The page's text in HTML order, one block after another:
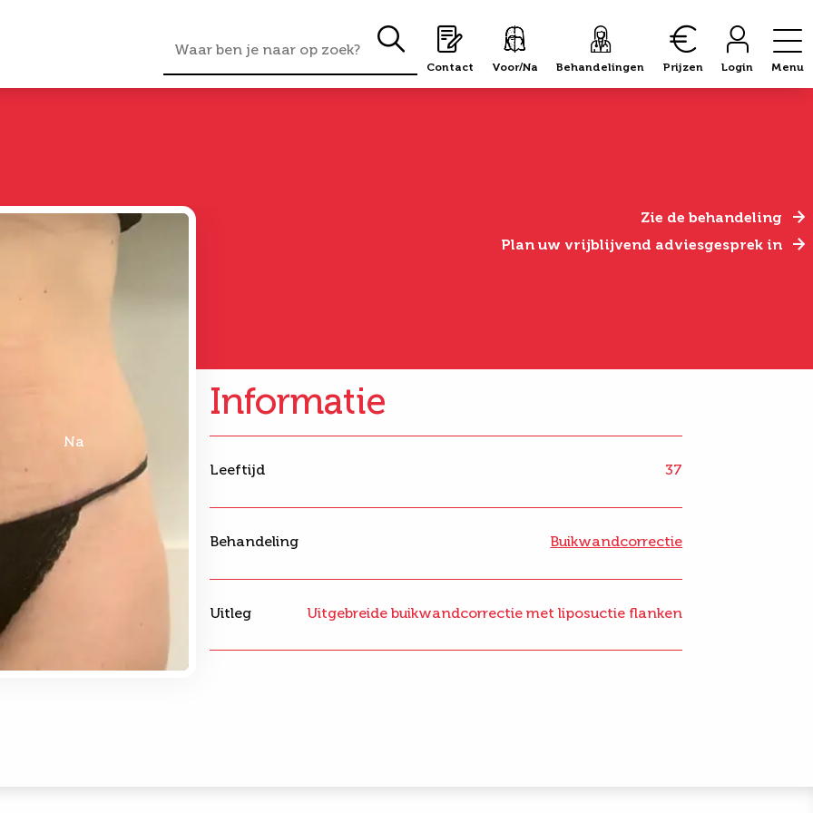
Contact Voor/Na Behandelingen Prijzen Login Menu
Na
Zie de behandeling
Plan uw vrijblijvend adviesgesprek in
Informatie
Leeftijd 37
Behandeling Buikwandcorrectie
Uitleg Uitgebreide buikwandcorrectie met liposuctie flanken